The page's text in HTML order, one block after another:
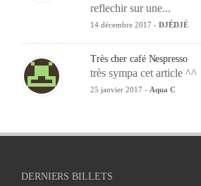
reflechir sur une...
14 décembre 2017 - DJÉDJÉ
Très cher café Nespresso
très sympa cet article ^^
25 janvier 2017 - Aqua C
DERNIERS BILLETS